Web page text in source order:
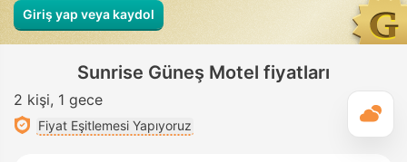
Giriş yap veya kaydol
Sunrise Güneş Motel fiyatları
2 kişi 1 gece
Fiyat Eşitlemesi Yapıyoruz